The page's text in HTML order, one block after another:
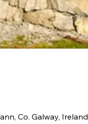
Co. Galway, Ireland